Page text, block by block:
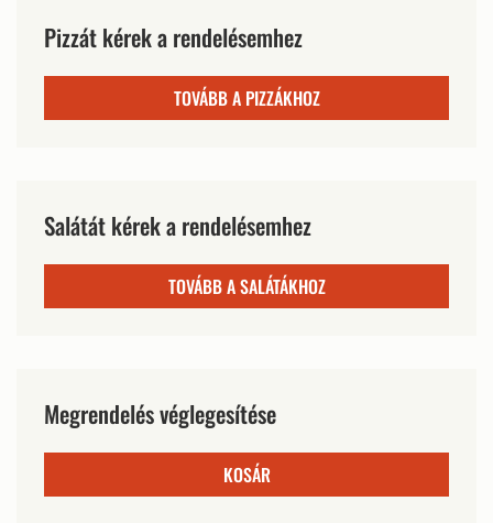
Pizzát kérek a rendelésemhez
TOVÁBB A PIZZÁKHOZ
Salátát kérek a rendelésemhez
TOVÁBB A SALÁTÁKHOZ
Megrendelés véglegesítése
KOSÁR